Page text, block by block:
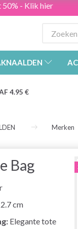
50% - Klik hier
4.95 €
Merken
Bag
cm
Elegante tote